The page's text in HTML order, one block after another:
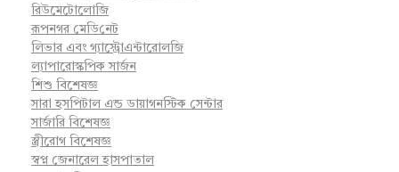
রিউমেটোলোজি
রূপনগর মে‌ডি‌নেট
লিভার এবং গ্যাস্ট্রোএন্টারোলজি
ল্যাপারোস্কপিক সার্জন
শিশু বিশেষজ্ঞ
সারা হসপিটাল এন্ড ডায়াগনস্টিক সেন্টার
সার্জারি বিশেষজ্ঞ
স্ত্রীরোগ বিশেষজ্ঞ
স্বপ্ন জেনারেল হাসপাতাল